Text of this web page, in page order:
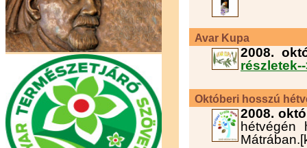
Avar Kupa
2008.
Októberi hosszú
2008.
hétvégén